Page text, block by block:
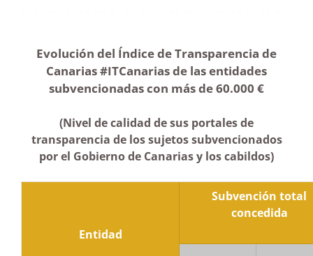
Evolución del Índice de Transparencia de
Canarias #ITCanarias de las entidades
subvencionadas con más de 60.000 €
(Nivel de calidad de sus portales de
transparencia de los sujetos subvencionados
por el Gobierno de Canarias y los cabildos)
Entidad
Subvención total
concedida